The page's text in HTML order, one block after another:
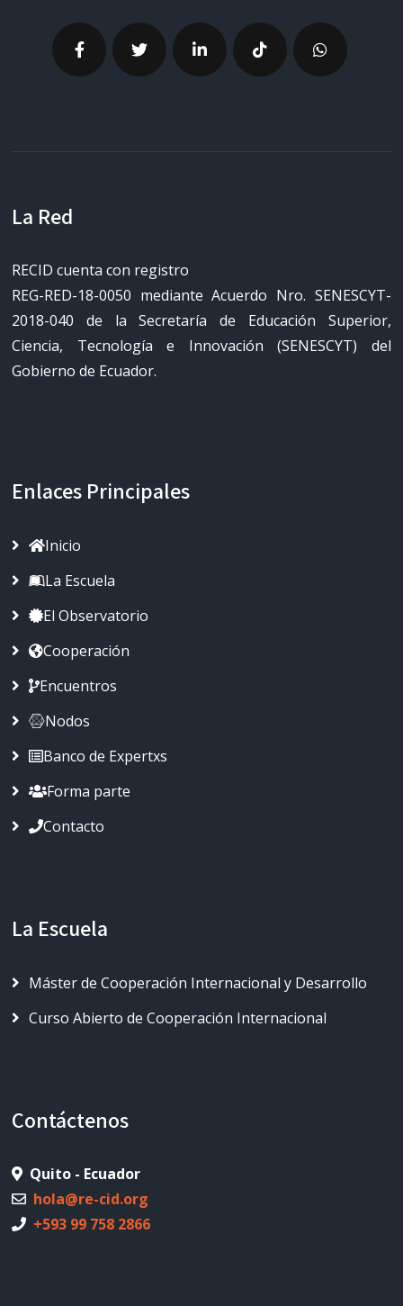
La Red
RECID cuenta con registro
REG-RED-18-0050 mediante Acuerdo Nro. SENESCYT-
2018-040 de la Secretaría de Educación Superior,
Ciencia, Tecnología e Innovación (SENESCYT) del
Gobierno de Ecuador.
Enlaces Principales
Inicio
La Escuela
El Observatorio
Cooperación
Encuentros
Nodos
Banco de Expertxs
Forma parte
Contacto
La Escuela
Máster de Cooperación Internacional y Desarrollo
Curso Abierto de Cooperación Internacional
Contáctenos
Quito - Ecuador
hola@re-cid.org
+593 99 758 2866